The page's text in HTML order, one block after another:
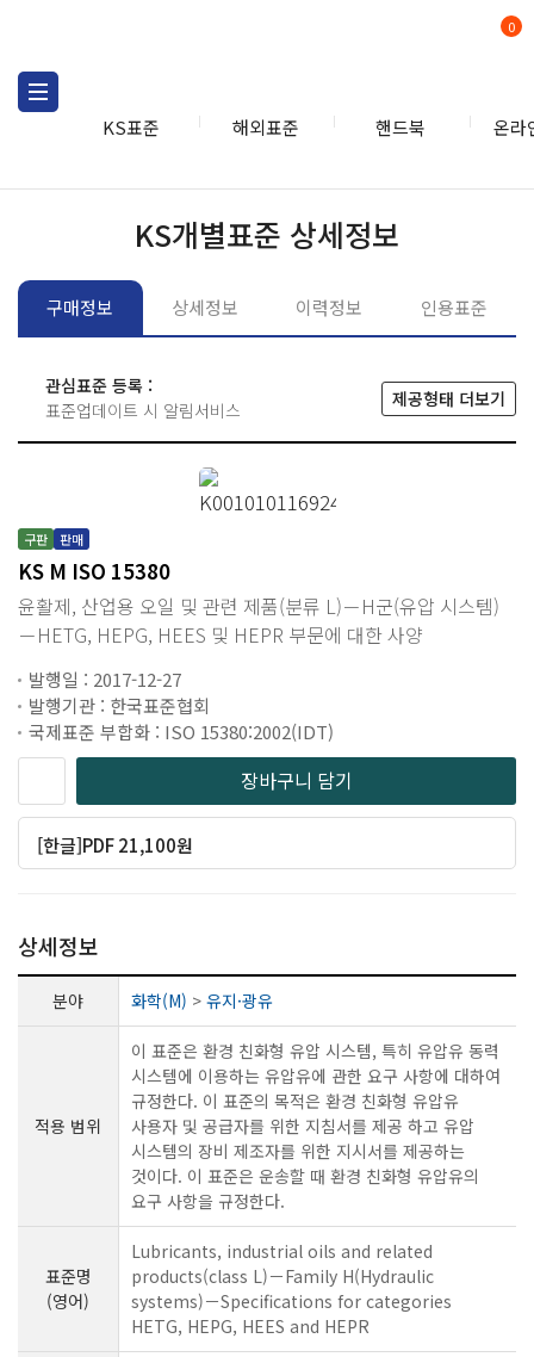
KS표준 해외표준 핸드북 온라
0
KS개별표준 상세정보
구매정보 상세정보 이력정보 인용표준
관심표준 등록 :
표준업데이트 시 알림서비스
제공형태 더보기
구판 판매
KS M ISO 15380
윤활제, 산업용 오일 및 관련 제품(분류 L)－H군(유압 시스템)
－HETG, HEPG, HEES 및 HEPR 부문에 대한 사양
발행일 : 2017-12-27
발행기관 : 한국표준협회
국제표준 부합화 : ISO 15380:2002(IDT)
장바구니 담기
[한글]PDF 21,100원
상세정보
분야 화학(M) > 유지·광유
적용 범위
이 표준은 환경 친화형 유압 시스템, 특히 유압유 동력
시스템에 이용하는 유압유에 관한 요구 사항에 대하여
규정한다. 이 표준의 목적은 환경 친화형 유압유
사용자 및 공급자를 위한 지침서를 제공 하고 유압
시스템의 장비 제조자를 위한 지시서를 제공하는
것이다. 이 표준은 운송할 때 환경 친화형 유압유의
요구 사항을 규정한다.
표준명
(영어)
Lubricants, industrial oils and related
products(class L)－Family H(Hydraulic
systems)－Specifications for categories
HETG, HEPG, HEES and HEPR